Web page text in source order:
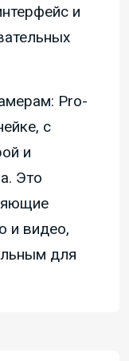
и
Pro-
с
и
Это
и видео,
для